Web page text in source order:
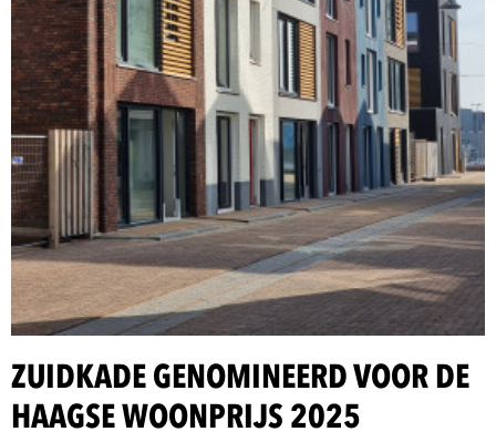
ZUIDKADE GENOMINEERD VOOR DE
HAAGSE WOONPRIJS 2025